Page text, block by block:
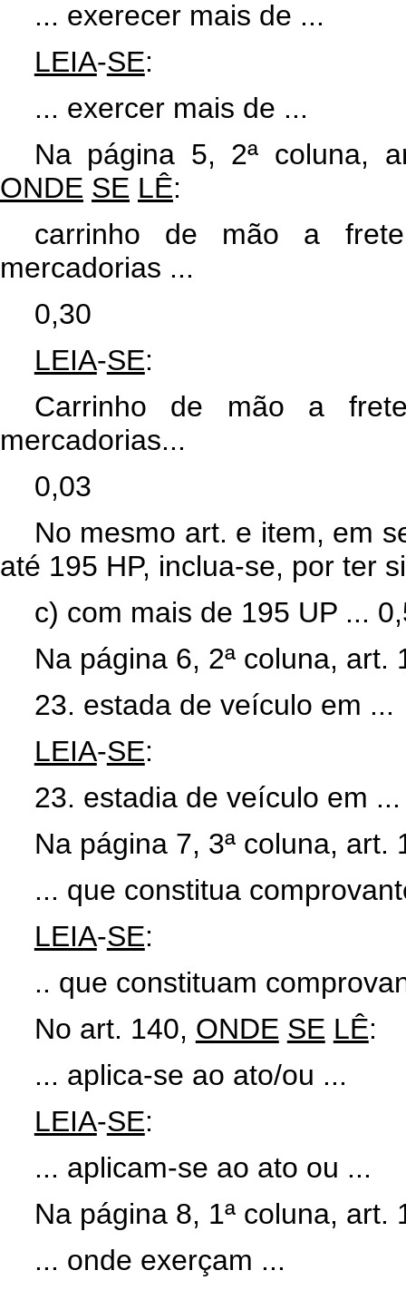
... exerecer mais de ...
LEIA-SE:
... exercer mais de ...
Na página 5, 2ª coluna,
ONDE SE LÊ:
carrinho de mão a
mercadorias ...
0,30
LEIA-SE:
Carrinho de mão a
mercadorias...
0,03
No mesmo art. e item, em
até 195 HP, inclua-se, por ter
c) com mais de 195 UP ...
Na página 6, 2ª coluna,
23. estada de veículo em ...
LEIA-SE:
23. estadia de veículo em ...
Na página 7, 3ª coluna,
... que constitua
LEIA-SE:
.. que constituam
No art. 140, ONDE SE LÊ:
... aplica-se ao ato/ou ...
LEIA-SE:
... aplicam-se ao ato ou ...
Na página 8, 1ª coluna, art.
... onde exerçam ...